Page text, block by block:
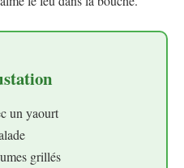
un yaourt
grillés